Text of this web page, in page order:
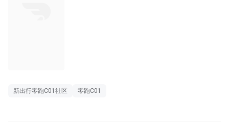
新出行零跑C01社区 零跑C01